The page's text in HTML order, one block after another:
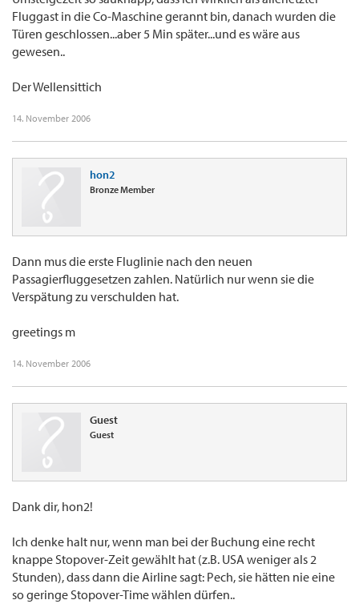
Fluggast in die Co-Maschine gerannt bin, danach wurden die
Türen geschlossen...aber 5 Min später...und es wäre aus
gewesen..
Der Wellensittich
14. November 2006
hon2
Bronze Member
Dann mus die erste Fluglinie nach den neuen
Passagierfluggesetzen zahlen. Natürlich nur wenn sie die
Verspätung zu verschulden hat.
greetings m
14. November 2006
Guest
Guest
Dank dir, hon2!
Ich denke halt nur, wenn man bei der Buchung eine recht
knappe Stopover-Zeit gewählt hat (z.B. USA weniger als 2
Stunden), dass dann die Airline sagt: Pech, sie hätten nie eine
so geringe Stopover-Time wählen dürfen..